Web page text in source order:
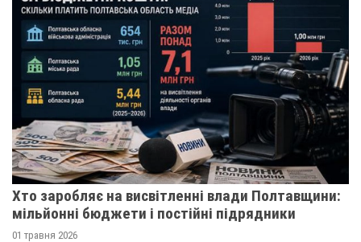
Хто заробляє на висвітленні влади Полтавщини:
мільйонні бюджети і постійні підрядники
01 травня 2026